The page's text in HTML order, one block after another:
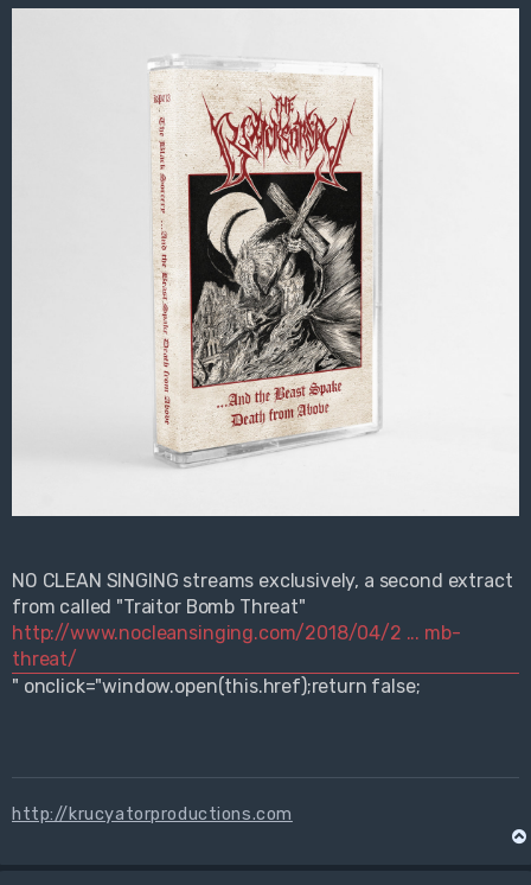
NO CLEAN SINGING streams exclusively, a second extract
from called "Traitor Bomb Threat"
http://www.nocleansinging.com/2018/04/2 ... mb-
threat/
" onclick="window.open(this.href);return false;
http://krucyatorproductions.com